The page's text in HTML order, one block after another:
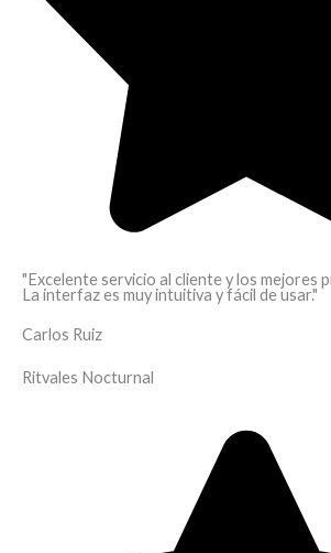
"Excelente servicio al cliente y los mejores
La interfaz es muy intuitiva y fácil de usar."
Carlos Ruiz
Ritvales Nocturnal